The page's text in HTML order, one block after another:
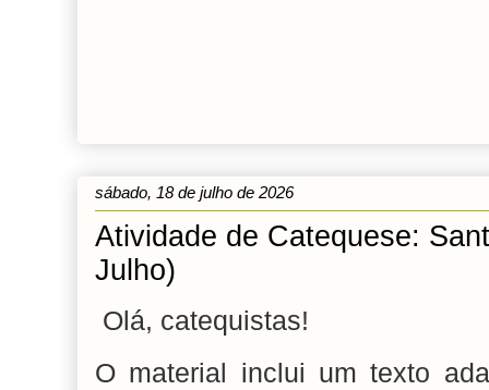
sábado, 18 de julho de 2026
Atividade de Catequese:
Julho)
Olá, catequistas!
O material inclui um texto